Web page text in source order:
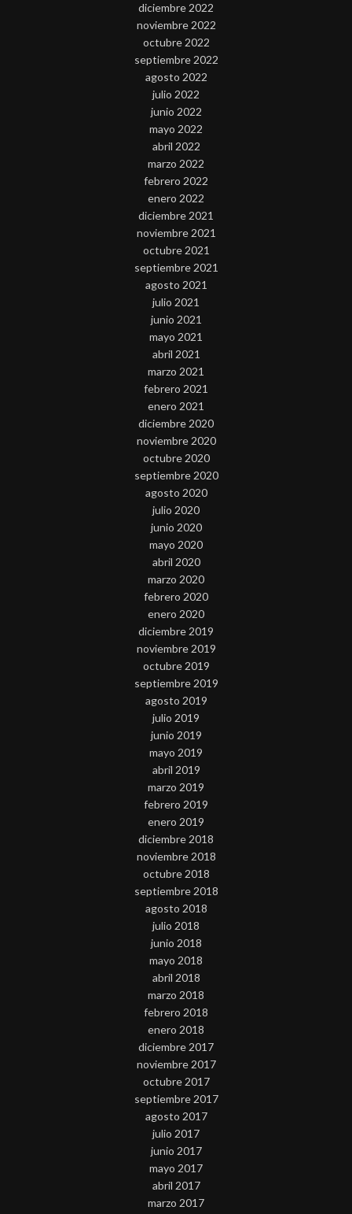
diciembre 2022
noviembre 2022
octubre 2022
septiembre 2022
agosto 2022
julio 2022
junio 2022
mayo 2022
abril 2022
marzo 2022
febrero 2022
enero 2022
diciembre 2021
noviembre 2021
octubre 2021
septiembre 2021
agosto 2021
julio 2021
junio 2021
mayo 2021
abril 2021
marzo 2021
febrero 2021
enero 2021
diciembre 2020
noviembre 2020
octubre 2020
septiembre 2020
agosto 2020
julio 2020
junio 2020
mayo 2020
abril 2020
marzo 2020
febrero 2020
enero 2020
diciembre 2019
noviembre 2019
octubre 2019
septiembre 2019
agosto 2019
julio 2019
junio 2019
mayo 2019
abril 2019
marzo 2019
febrero 2019
enero 2019
diciembre 2018
noviembre 2018
octubre 2018
septiembre 2018
agosto 2018
julio 2018
junio 2018
mayo 2018
abril 2018
marzo 2018
febrero 2018
enero 2018
diciembre 2017
noviembre 2017
octubre 2017
septiembre 2017
agosto 2017
julio 2017
junio 2017
mayo 2017
abril 2017
marzo 2017